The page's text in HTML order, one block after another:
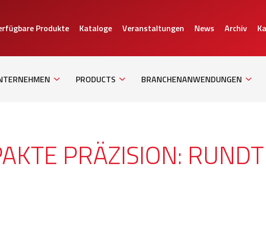
Produkte Kataloge Veranstaltungen News Archiv
NavigationPRODUCTS NavigationBRANCHENANWENDUNGEN
PRÄZISION: